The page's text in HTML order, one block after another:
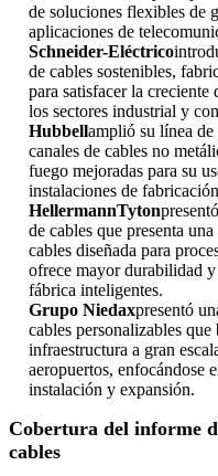
de soluciones flexibles de
aplicaciones de
Schneider-Eléctrico
de cables sostenibles,
para satisfacer la creciente
los sectores industrial y
Hubbellamplió su línea
canales de cables no
fuego mejoradas para su
instalaciones de
HellermannTyton
de cables que presenta
cables diseñada para
ofrece mayor durabilidad
fábrica inteligentes.
Grupo Niedaxpresentó
cables personalizables
infraestructura a gran
aeropuertos, enfocándose
instalación y expansión.
Cobertura del informe
cables